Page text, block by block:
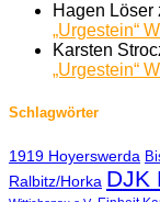
Hagen Löser
„Urgestein“
Karsten
„Urgestein“
Schlagwörter
1919 Hoyerswerda
Ralbitz/Horka DJK